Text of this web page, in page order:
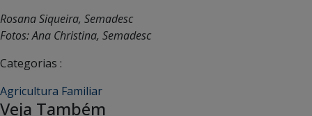
Rosana Siqueira, Semadesc
Fotos: Ana Christina, Semadesc
Categorias :
Agricultura Familiar
Veja Também